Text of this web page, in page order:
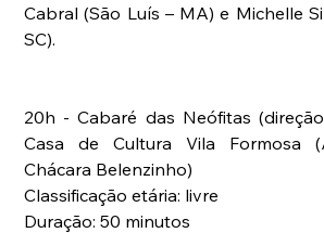
Cabral (São Luís – MA) e Michelle
SC).
20h - Cabaré das Neófitas
Casa de Cultura Vila Formosa
Chácara Belenzinho)
Classificação etária: livre
Duração: 50 minutos